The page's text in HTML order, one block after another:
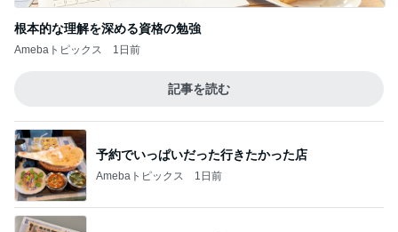
根本的な理解を深める資格の勉強
Amebaトピックス 1日前
記事を読む
予約でいっぱいだった行きたかった店
Amebaトピックス 1日前